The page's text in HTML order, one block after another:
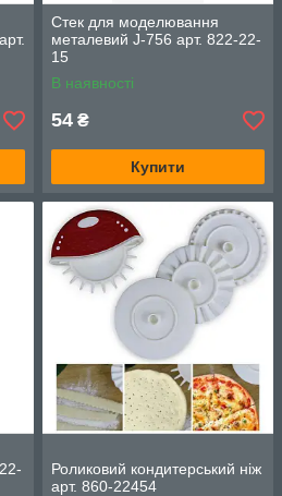
Стек для моделювання
металевий J-756 арт. 822-22-
15
В наявності
54 ₴
Купити
Роликовий кондитерський ніж
арт. 860-22454